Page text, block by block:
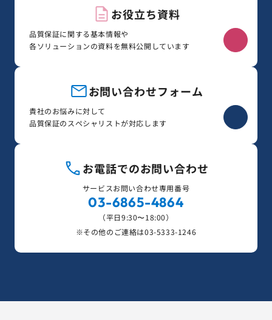
お役立ち資料
品質保証に関する基本情報や
各ソリューションの資料を無料公開しています
お問い合わせフォーム
貴社のお悩みに対して
品質保証のスペシャリストが対応します
お電話でのお問い合わせ
サービスお問い合わせ専用番号
03-6865-4864
（平日9:30〜18:00）
※その他のご連絡は03-5333-1246